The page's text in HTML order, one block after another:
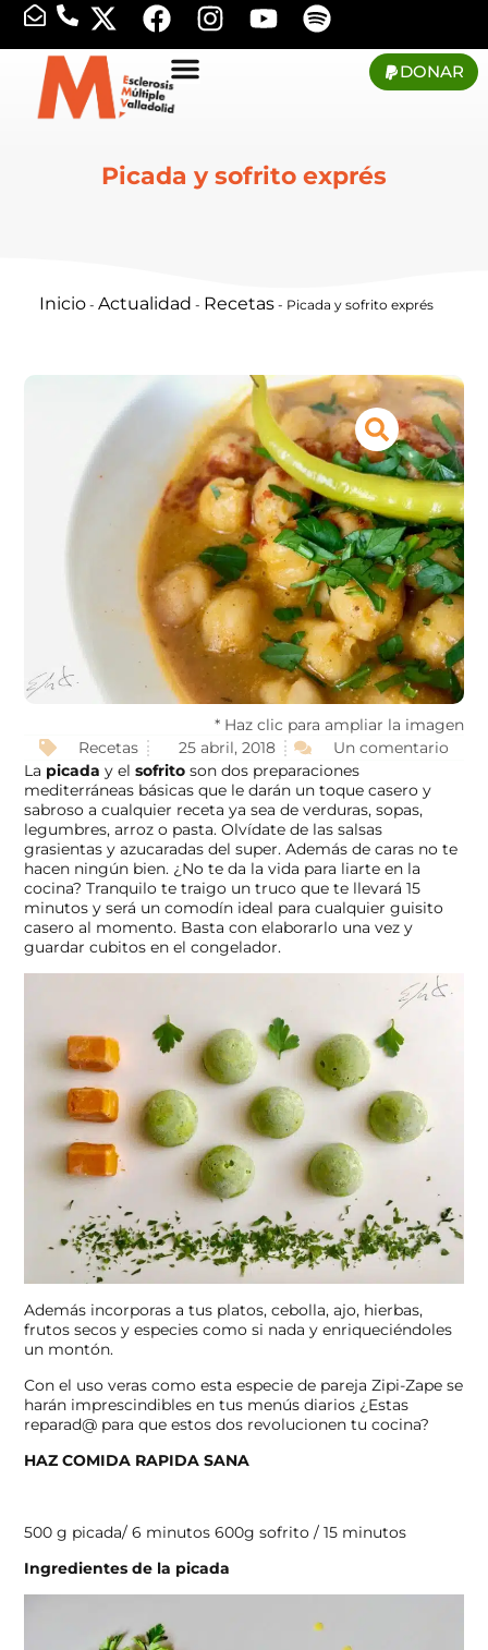
DONAR
Picada y sofrito exprés
Inicio- Actualidad - Recetas- Picada y sofrito exprés
* Haz clic para ampliar la imagen
Recetas
25 abril, 2018
Un comentario
La picada y elsofritoson dos preparaciones
mediterráneas básicas que le darán un toque casero y
sabroso a cualquier receta ya sea de verduras, sopas,
legumbres, arroz o pasta. Olvídate de las salsas
grasientas y azucaradas del super. Además de caras no te
hacen ningún bien. ¿No te da la vida para liarte en la
cocina? Tranquilo te traigo un truco que te llevará 15
minutos y será un comodín ideal para cualquier guisito
casero al momento. Basta con elaborarlo una vez y
guardar cubitos en el congelador.
Además incorporas a tus platos, cebolla, ajo, hierbas,
frutos secos y especies como si nada y enriqueciéndoles
un montón.
Con el uso veras como esta especie de pareja Zipi-Zape se
harán imprescindibles en tus menús diarios ¿Estas
reparad@ para que estos dos revolucionen tu cocina?
HAZ COMIDA RAPIDA SANA
500 g picada/ 6 minutos 600g sofrito / 15 minutos
Ingredientes de la picada